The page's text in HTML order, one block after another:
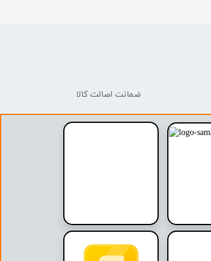
ضمانت اصالت کالا